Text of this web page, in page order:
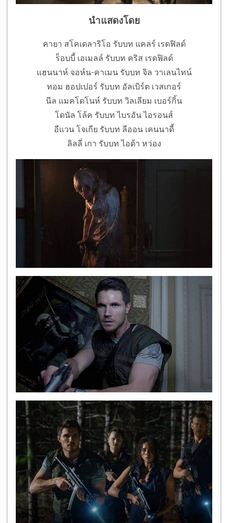
นำแสดงโดย
คายา สโคเดลาริโอ รับบท แคลร์ เรดฟิลด์
ร็อบบี้ เอเมลล์ รับบท คริส เรดฟิลด์
แฮนนาห์ จอห์น-คาเมน รับบท จิล วาเลนไทน์
ทอม ฮอปเปอร์ รับบท อัลเบิร์ต เวสเกอร์
นีล แมคโดโนห์ รับบท วิลเลียม เบอร์กิ้น
โดนัล โล้ค รับบท ไบรอัน ไอรอนส์
อีแวน โจเกีย รับบท ลีออน เคนนาดี้
ลิลลี่ เกา รับบท ไอด้า หว่อง